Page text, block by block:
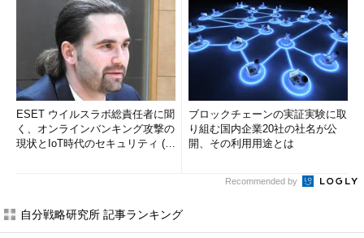
ESET ウイルスラボ総責任者に聞
く、オンラインバンキング攻撃の
現状とIoT時代のセキュリティ (1/
ブロックチェーンの実証実験に取
り組む国内企業20社の社名が公
開、その利用用途とは
Recommended by
自分戦略研究所 記事ランキング